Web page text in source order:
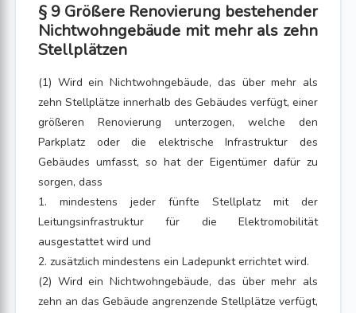
§ 9 Größere Renovierung bestehender
Nichtwohngebäude mit mehr als zehn
Stellplätzen
(1) Wird ein Nichtwohngebäude, das über mehr als
zehn Stellplätze innerhalb des Gebäudes verfügt, einer
größeren Renovierung unterzogen, welche den
Parkplatz oder die elektrische Infrastruktur des
Gebäudes umfasst, so hat der Eigentümer dafür zu
sorgen, dass
1. mindestens jeder fünfte Stellplatz mit der
Leitungsinfrastruktur für die Elektromobilität
ausgestattet wird und
2. zusätzlich mindestens ein Ladepunkt errichtet wird.
(2) Wird ein Nichtwohngebäude, das über mehr als
zehn an das Gebäude angrenzende Stellplätze verfügt,